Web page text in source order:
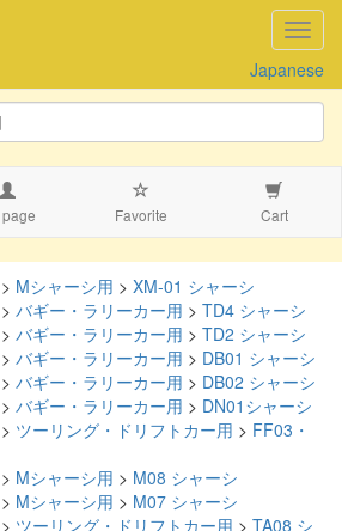
Japanese
page Favorite Cart
> Mシャーシ用 > XM-01 シャーシ
> バギー・ラリーカー用 > TD4 シャーシ
> バギー・ラリーカー用 > TD2 シャーシ
> バギー・ラリーカー用 > DB01 シャーシ
> バギー・ラリーカー用 > DB02 シャーシ
> バギー・ラリーカー用 > DN01シャーシ
> ツーリング・ドリフトカー用 > FF03・
> Mシャーシ用 > M08 シャーシ
> Mシャーシ用 > M07 シャーシ
> ツーリング・ドリフトカー用 > TA08 シ